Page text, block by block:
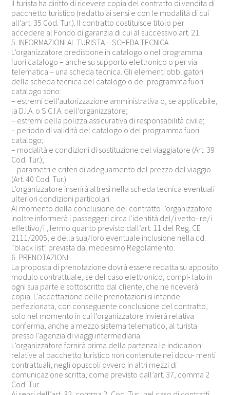
Il turista ha diritto di ricevere copia del contratto di vendita di
pacchetto turistico (redatto ai sensi e con le modalità di cui
all’art. 35 Cod. Tur.). Il contratto costituisce titolo per
accedere al Fondo di garanzia di cui al successivo art. 21.
5. INFORMAZIONI AL TURISTA – SCHEDA TECNICA
L’organizzatore predispone in catalogo o nel programma
fuori catalogo – anche su supporto elettronico o per via
telematica – una scheda tecnica. Gli elementi obbligatori
della scheda tecnica del catalogo o del programma fuori
catalogo sono:
– estremi dell’autorizzazione amministrativa o, se applicabile,
la D.I.A. o S.C.I.A. dell’organizzatore;
– estremi della polizza assicurativa di responsabilità civile;
– periodo di validità del catalogo o del programma fuori
catalogo;
– modalità e condizioni di sostituzione del viaggiatore (Art. 39
Cod. Tur.);
– parametri e criteri di adeguamento del prezzo del viaggio
(Art. 40 Cod. Tur.).
L’organizzatore inserirà altresì nella scheda tecnica eventuali
ulteriori condizioni particolari.
Al momento della conclusione del contratto l’organizzatore
inoltre informerà i passeggeri circa l’identità del/i vetto- re/i
effettivo/i , fermo quanto previsto dall’art. 11 del Reg. CE
2111/2005, e della sua/loro eventuale inclusione nella cd.
“black list” prevista dal medesimo Regolamento.
6. PRENOTAZIONI
La proposta di prenotazione dovrà essere redatta su apposito
modulo contrattuale, se del caso elettronico, compi- lato in
ogni sua parte e sottoscritto dal cliente, che ne riceverà
copia. L’accettazione delle prenotazioni si intende
perfezionata, con conseguente conclusione del contratto,
solo nel momento in cui l’organizzatore invierà relativa
conferma, anche a mezzo sistema telematico, al turista
presso l’agenzia di viaggi intermediaria.
L’organizzatore fornirà prima della partenza le indicazioni
relative al pacchetto turistico non contenute nei docu- menti
contrattuali, negli opuscoli ovvero in altri mezzi di
comunicazione scritta, come previsto dall’art. 37, comma 2
Cod. Tur.